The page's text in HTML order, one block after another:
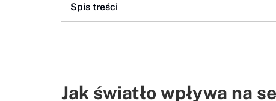
Spis treści
Jak światło wpływa na